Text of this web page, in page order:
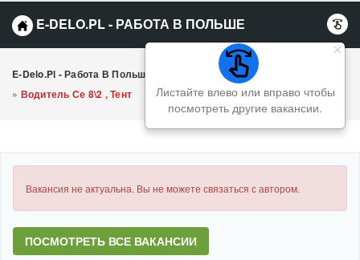
E-DELO.PL - РАБОТА В ПОЛЬШЕ
Листайте влево или вправо чтобы
посмотреть другие вакансии.
E-Delo.pl - Работа В Польше Вакансии
Автотранспорт
» Водитель Се 8\2 , Тент
Вакансия не актуальна. Вы не можете связаться с автором.
ПОСМОТРЕТЬ ВСЕ ВАКАНСИИ